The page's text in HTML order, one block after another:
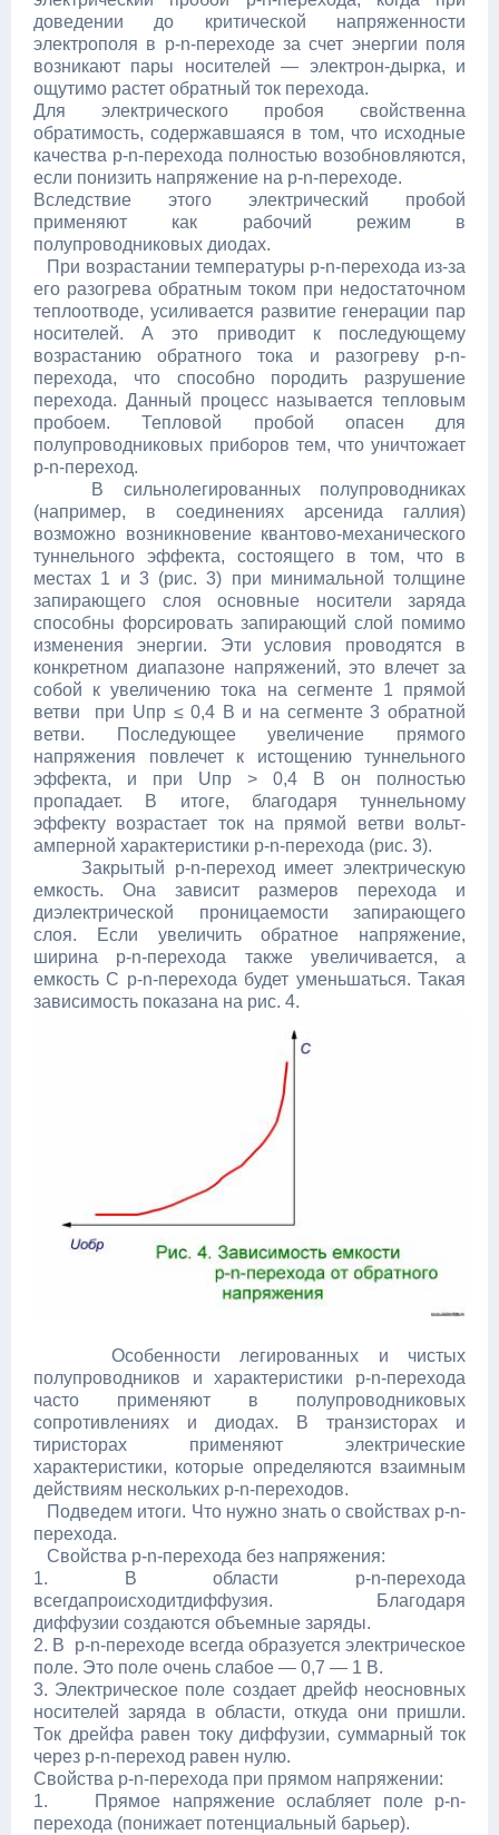
доведении до критической напряженности
электрополя в p-n-переходе за счет энергии поля
возникают пары носителей — электрон-дырка, и
ощутимо растет обратный ток перехода.
Для электрического пробоя свойственна
обратимость, содержавшаяся в том, что исходные
качества p-n-перехода полностью возобновляются,
если понизить напряжение на p-n-переходе.
Вследствие этого электрический пробой
применяют как рабочий режим в
полупроводниковых диодах.
При возрастании температуры p-n-перехода из-за
его разогрева обратным током при недостаточном
теплоотводе, усиливается развитие генерации пар
носителей. А это приводит к последующему
возрастанию обратного тока и разогреву p-n-
перехода, что способно породить разрушение
перехода. Данный процесс называется тепловым
пробоем. Тепловой пробой опасен для
полупроводниковых приборов тем, что уничтожает
p-n-переход.
В сильнолегированных полупроводниках
(например, в соединениях арсенида галлия)
возможно возникновение квантово-механического
туннельного эффекта, состоящего в том, что в
местах 1 и 3 (рис. 3) при минимальной толщине
запирающего слоя основные носители заряда
способны форсировать запирающий слой помимо
изменения энергии. Эти условия проводятся в
конкретном диапазоне напряжений, это влечет за
собой к увеличению тока на сегменте 1 прямой
ветви при Uпр ≤ 0,4 В и на сегменте 3 обратной
ветви. Последующее увеличение прямого
напряжения повлечет к истощению туннельного
эффекта, и при Uпр > 0,4 В он полностью
пропадает. В итоге, благодаря туннельному
эффекту возрастает ток на прямой ветви вольт-
амперной характеристики p-n-перехода (рис. 3).
Закрытый p-n-переход имеет электрическую
емкость. Она зависит размеров перехода и
диэлектрической проницаемости запирающего
слоя. Если увеличить обратное напряжение,
ширина p-n-перехода также увеличивается, а
емкость С p-n-перехода будет уменьшаться. Такая
зависимость показана на рис. 4.
Особенности легированных и чистых
полупроводников и характеристики p-n-перехода
часто применяют в полупроводниковых
сопротивлениях и диодах. В транзисторах и
тиристорах применяют электрические
характеристики, которые определяются взаимным
действиям нескольких p-n-переходов.
Подведем итоги. Что нужно знать о свойствах p-n-
перехода.
Свойства p-n-перехода без напряжения:
1. В области p-n-перехода
всегдапроисходитдиффузия. Благодаря
диффузии создаются объемные заряды.
2. В p-n-переходе всегда образуется электрическое
поле. Это поле очень слабое — 0,7 — 1 В.
3. Электрическое поле создает дрейф неосновных
носителей заряда в области, откуда они пришли.
Ток дрейфа равен току диффузии, суммарный ток
через p-n-переход равен нулю.
Свойства p-n-перехода при прямом напряжении:
1. Прямое напряжение ослабляет поле p-n-
перехода (понижает потенциальный барьер).